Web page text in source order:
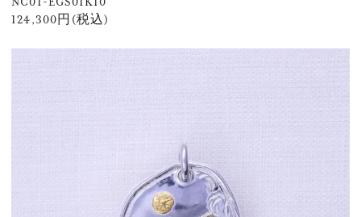
124,300円(税込)